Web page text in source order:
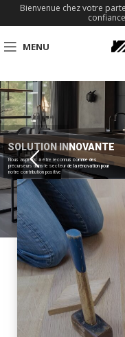
Bienvenue chez votre
MENU
SOLUTION INNOVANTE
Nous aspirons à être reconnus comme des
précurseurs dans le secteur de la rénovation pour
notre contribution positive